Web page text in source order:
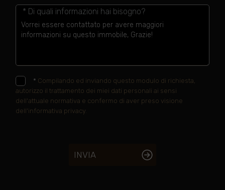
* Di quali informazioni hai bisogno?
* Compilando ed inviando questo modulo di richiesta,
autorizzo il trattamento dei miei dati personali ai sensi
dell'attuale normativa e confermo di aver preso visione
dell'informativa privacy.
INVIA